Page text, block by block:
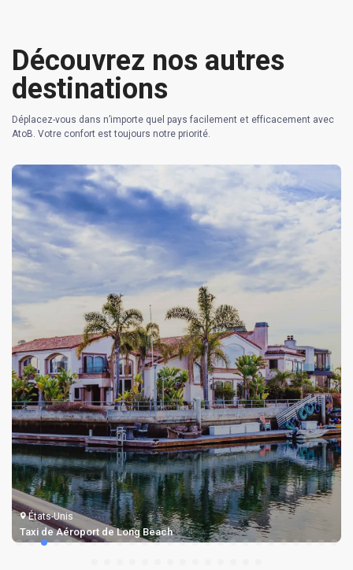
Découvrez nos autres
destinations
Déplacez-vous dans n’importe quel pays facilement et efficacement avec
AtoB. Votre confort est toujours notre priorité.
États-Unis
Taxi de Aéroport de Long Beach